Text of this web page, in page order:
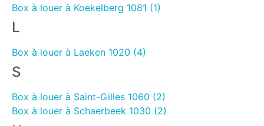
Box à louer à Koekelberg 1081 (1)
L
Box à louer à Laeken 1020 (4)
S
Box à louer à Saint-Gilles 1060 (2)
Box à louer à Schaerbeek 1030 (2)